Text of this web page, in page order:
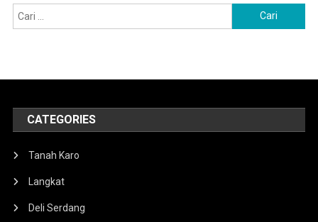
untuk:
CATEGORIES
Tanah Karo
Langkat
Deli Serdang